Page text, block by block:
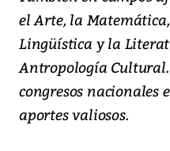
el Arte, la
Lingüística y la
Antropología
congresos nacionales
aportes valiosos.